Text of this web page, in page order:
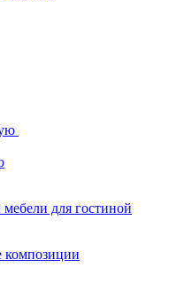
для гостиной